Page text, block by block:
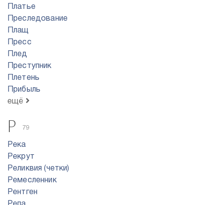
Платье
Преследование
Плащ
Пресс
Плед
Преступник
Плетень
Прибыль
ещё
Р 79
Река
Рекрут
Реликвия (четки)
Ремесленник
Рентген